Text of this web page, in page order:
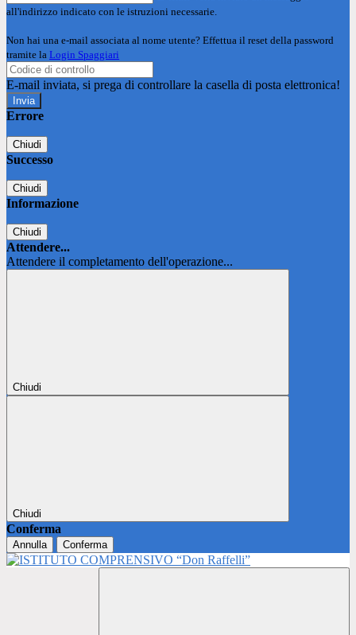
all'indirizzo indicato con le istruzioni necessarie.
Non hai una e-mail associata al nome utente? Effettua il reset della password
tramite la Login Spaggiari
E-mail inviata, si prega di controllare la casella di posta elettronica!
Errore
Chiudi
Successo
Chiudi
Informazione
Chiudi
Attendere...
Attendere il completamento dell'operazione...
Chiudi
Chiudi
Conferma
Annulla Conferma